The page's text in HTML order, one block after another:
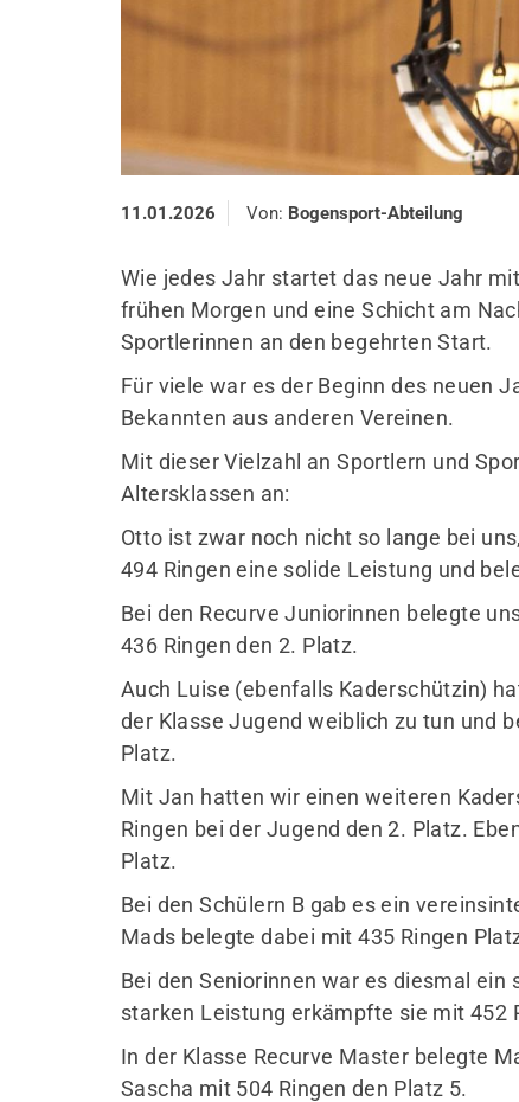
11.01.2026 Von: Bogensport-Abteilung
Wie jedes Jahr startet das neue Jahr
frühen Morgen und eine Schicht am
Sportlerinnen an den begehrten Start.
Für viele war es der Beginn des neuen
Bekannten aus anderen Vereinen.
Mit dieser Vielzahl an Sportlern und
Altersklassen an:
Otto ist zwar noch nicht so lange bei
494 Ringen eine solide Leistung und
Bei den Recurve Juniorinnen belegte
436 Ringen den 2. Platz.
Auch Luise (ebenfalls Kaderschützin)
der Klasse Jugend weiblich zu tun und
Platz.
Mit Jan hatten wir einen weiteren
Ringen bei der Jugend den 2. Platz.
Platz.
Bei den Schülern B gab es ein
Mads belegte dabei mit 435 Ringen
Bei den Seniorinnen war es diesmal
starken Leistung erkämpfte sie mit 452
In der Klasse Recurve Master belegte
Sascha mit 504 Ringen den Platz 5.